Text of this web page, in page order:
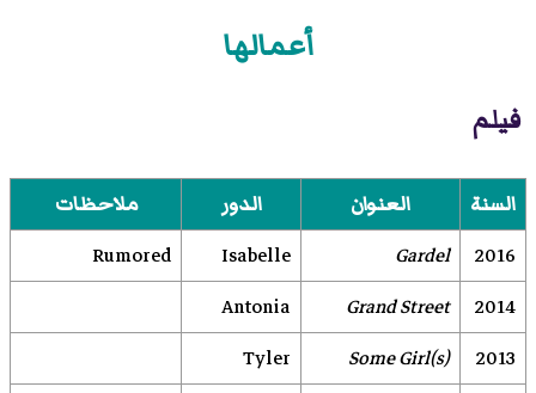
أعمالها
فيلم
السنة العنوان الدور
ملاحظات
2016
Gardel
Isabelle
Rumored
2014
Grand Street
Antonia
2013
Some Girl(s)
Tyler